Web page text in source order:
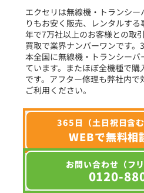
選択条件をリ
エクセリは無線機・トランシ
りもお安く販売、レンタルす
年で7万社以上のお客様との取
買取で業界ナンバーワンです
本全国に無線機・トランシー
ています。またほぼ全機種で
です。アフター修理も弊社内で
ご利用ください。
365日（土日祝日含
WEBで無料相
お問い合わせ（フ
0120-